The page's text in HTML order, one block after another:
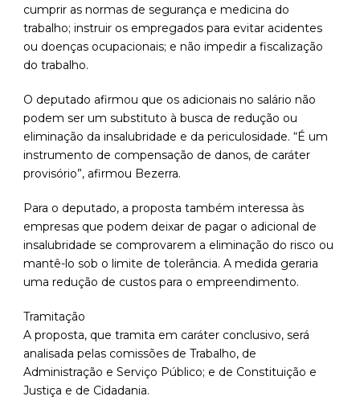
cumprir as normas de segurança e medicina do
trabalho; instruir os empregados para evitar acidentes
ou doenças ocupacionais; e não impedir a fiscalização
do trabalho.
O deputado afirmou que os adicionais no salário não
podem ser um substituto à busca de redução ou
eliminação da insalubridade e da periculosidade. “É um
instrumento de compensação de danos, de caráter
provisório”, afirmou Bezerra.
Para o deputado, a proposta também interessa às
empresas que podem deixar de pagar o adicional de
insalubridade se comprovarem a eliminação do risco ou
mantê-lo sob o limite de tolerância. A medida geraria
uma redução de custos para o empreendimento.
Tramitação
A proposta, que tramita em caráter conclusivo, será
analisada pelas comissões de Trabalho, de
Administração e Serviço Público; e de Constituição e
Justiça e de Cidadania.